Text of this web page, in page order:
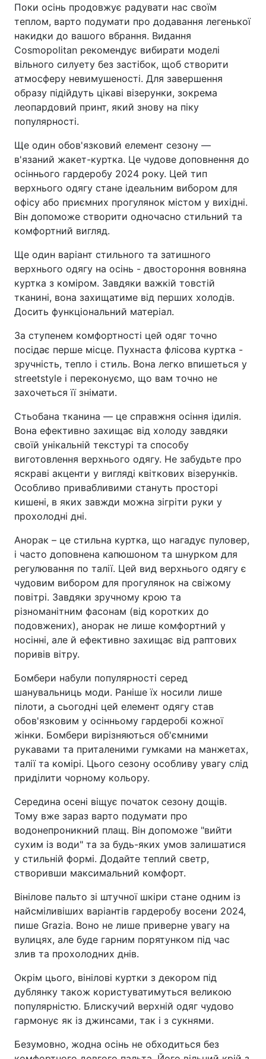
Поки осінь продовжує радувати нас своїм
теплом, варто подумати про додавання легенької
накидки до вашого вбрання. Видання
Cosmopolitan рекомендує вибирати моделі
вільного силуету без застібок, щоб створити
атмосферу невимушеності. Для завершення
образу підійдуть цікаві візерунки, зокрема
леопардовий принт, який знову на піку
популярності.
Ще один обов'язковий елемент сезону —
в'язаний жакет-куртка. Це чудове доповнення до
осіннього гардеробу 2024 року. Цей тип
верхнього одягу стане ідеальним вибором для
офісу або приємних прогулянок містом у вихідні.
Він допоможе створити одночасно стильний та
комфортний вигляд.
Ще один варіант стильного та затишного
верхнього одягу на осінь - двостороння вовняна
куртка з коміром. Завдяки важкій товстій
тканині, вона захищатиме від перших холодів.
Досить функціональний матеріал.
За ступенем комфортності цей одяг точно
посідає перше місце. Пухнаста флісова куртка -
зручність, тепло і стиль. Вона легко впишеться у
streetstyle і переконуємо, що вам точно не
захочеться її знімати.
Стьобана тканина — це справжня осіння ідилія.
Вона ефективно захищає від холоду завдяки
своїй унікальній текстурі та способу
виготовлення верхнього одягу. Не забудьте про
яскраві акценти у вигляді квіткових візерунків.
Особливо привабливими стануть просторі
кишені, в яких завжди можна зігріти руки у
прохолодні дні.
Анорак – це стильна куртка, що нагадує пуловер,
і часто доповнена капюшоном та шнурком для
регулювання по талії. Цей вид верхнього одягу є
чудовим вибором для прогулянок на свіжому
повітрі. Завдяки зручному крою та
різноманітним фасонам (від коротких до
подовжених), анорак не лише комфортний у
носінні, але й ефективно захищає від раптових
поривів вітру.
Бомбери набули популярності серед
шанувальниць моди. Раніше їх носили лише
пілоти, а сьогодні цей елемент одягу став
обов'язковим у осінньому гардеробі кожної
жінки. Бомбери вирізняються об'ємними
рукавами та приталеними гумками на манжетах,
талії та комірі. Цього сезону особливу увагу слід
приділити чорному кольору.
Середина осені віщує початок сезону дощів.
Тому вже зараз варто подумати про
водонепроникний плащ. Він допоможе "вийти
сухим із води" та за будь-яких умов залишатися
у стильній формі. Додайте теплий светр,
створивши максимальний комфорт.
Вінілове пальто зі штучної шкіри стане одним із
найсміливіших варіантів гардеробу восени 2024,
пише Grazia. Воно не лише приверне увагу на
вулицях, але буде гарним порятунком під час
злив та прохолодних днів.
Окрім цього, вінілові куртки з декором під
дублянку також користуватимуться великою
популярністю. Блискучий верхній одяг чудово
гармонує як із джинсами, так і з сукнями.
Безумовно, жодна осінь не обходиться без